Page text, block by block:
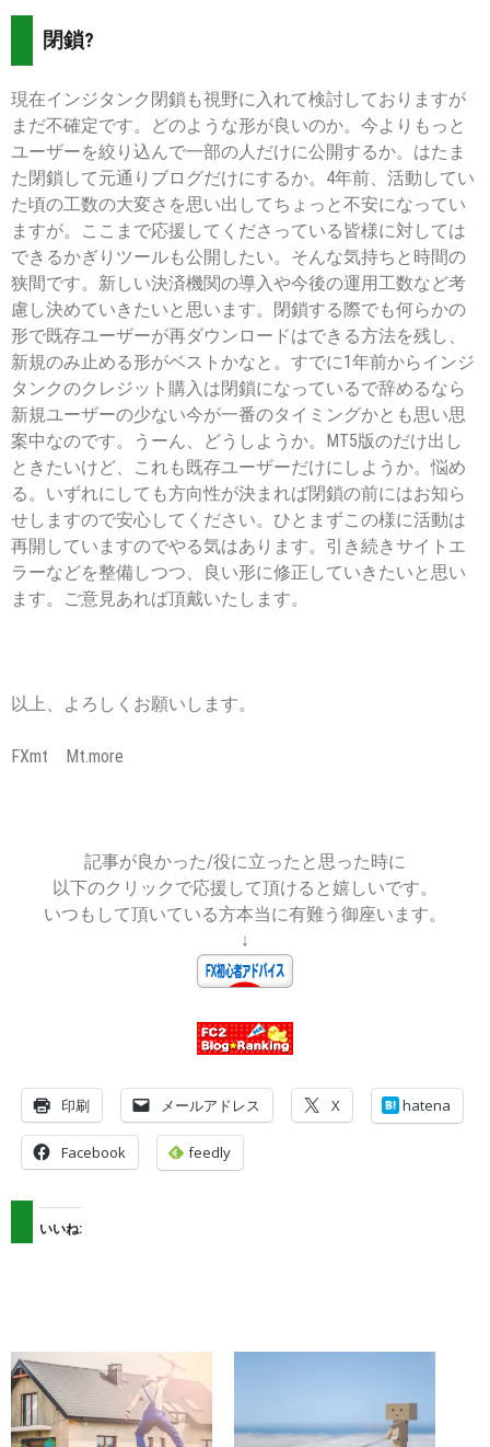
閉鎖?
現在インジタンク閉鎖も視野に入れて検討しておりますが
まだ不確定です。どのような形が良いのか。今よりもっと
ユーザーを絞り込んで一部の人だけに公開するか。はたま
た閉鎖して元通りブログだけにするか。4年前、活動してい
た頃の工数の大変さを思い出してちょっと不安になってい
ますが。ここまで応援してくださっている皆様に対しては
できるかぎりツールも公開したい。そんな気持ちと時間の
狭間です。新しい決済機関の導入や今後の運用工数など考
慮し決めていきたいと思います。閉鎖する際でも何らかの
形で既存ユーザーが再ダウンロードはできる方法を残し、
新規のみ止める形がベストかなと。すでに1年前からインジ
タンクのクレジット購入は閉鎖になっているで辞めるなら
新規ユーザーの少ない今が一番のタイミングかとも思い思
案中なのです。うーん、どうしようか。MT5版のだけ出し
ときたいけど、これも既存ユーザーだけにしようか。悩め
る。いずれにしても方向性が決まれば閉鎖の前にはお知ら
せしますので安心してください。ひとまずこの様に活動は
再開していますのでやる気はあります。引き続きサイトエ
ラーなどを整備しつつ、良い形に修正していきたいと思い
ます。ご意見あれば頂戴いたします。
以上、よろしくお願いします。
FXmt Mt.more
記事が良かった/役に立ったと思った時に
以下のクリックで応援して頂けると嬉しいです。
いつもして頂いている方本当に有難う御座います。
↓
印刷 メールアドレス X hatena
Facebook feedly
いいね: